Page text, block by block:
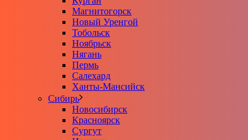
Магнитогорск
Новый Уренгой
Тобольск
Ноябрьск
Нягань
Пермь
Салехард
Ханты-Мансийск
Сибирь
Новосибирск
Красноярск
Сургут